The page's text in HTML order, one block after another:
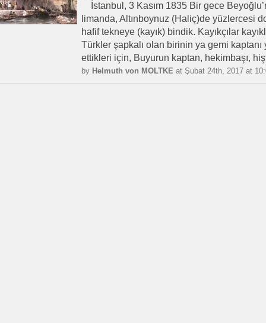
İstanbul, 3 Kasım 1835 Bir gece
limanda, Altınboynuz (Haliç)de yüzlercesi
hafif tekneye (kayık) bindik. Kayıkçılar
Türkler şapkalı olan birinin ya gemi kaptanı
ettikleri için, Buyurun kaptan, hekimbaşı,
by Helmuth von MOLTKE at Şubat 24th, 2017 at